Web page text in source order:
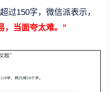
过150字，微信派表示，
，当面夸太难。”